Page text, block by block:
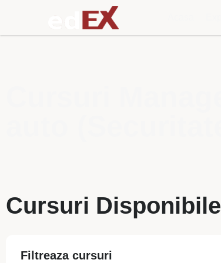
Cursuri Disponibile
Filtreaza cursuri